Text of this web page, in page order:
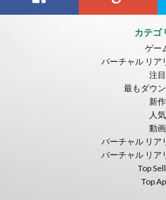
無料
カテゴ
ゲー
バーチャル リア
注目
最もダウ
新作
人気
動画
バーチャル リア
バーチャル リア
Top
Top